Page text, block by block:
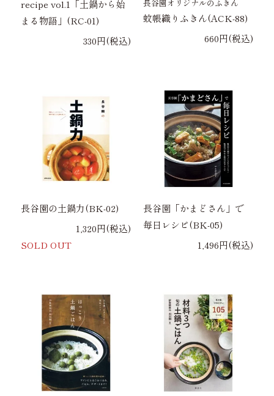
recipe vol.1「土鍋から始
まる物語」(RC-01)
330円(税込)
長谷園オリジナルのふきん
蚊帳織りふきん(ACK-88)
660円(税込)
長谷園の土鍋力(BK-02)
1,320円(税込)
SOLD OUT
長谷園「かまどさん」で
毎日レシピ(BK-05)
1,496円(税込)